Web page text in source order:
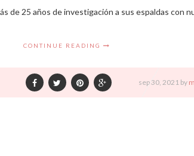
de 25 años de investigación a sus espaldas con
CONTINUE READING
sep30, 2021 by